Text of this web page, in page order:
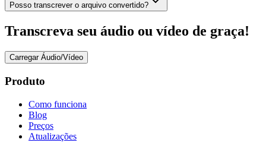
Posso transcrever o arquivo convertido?
Transcreva seu áudio ou vídeo de graça!
Carregar Áudio/Vídeo
Produto
Como funciona
Blog
Preços
Atualizações